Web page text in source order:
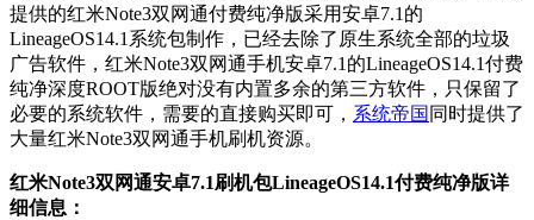
提供的红米Note3双网通付费纯净版采用安卓7.1的
LineageOS14.1系统包制作，已经去除了原生系统全部的垃圾
广告软件，红米Note3双网通手机安卓7.1的LineageOS14.1付费
纯净深度ROOT版绝对没有内置多余的第三方软件，只保留了
必要的系统软件，需要的直接购买即可， 系统帝国 同时提供了
大量红米Note3双网通手机刷机资源。
红米Note3双网通安卓7.1刷机包LineageOS14.1付费纯净版详
细信息：